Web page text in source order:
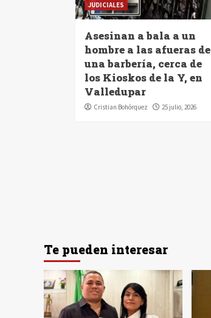
JUDICIALES
Asesinan a bala a un
hombre a las afueras de
una barbería, cerca de
los Kioskos de la Y, en
Valledupar
Cristian Bohórquez 25 julio, 2026
Te pueden interesar